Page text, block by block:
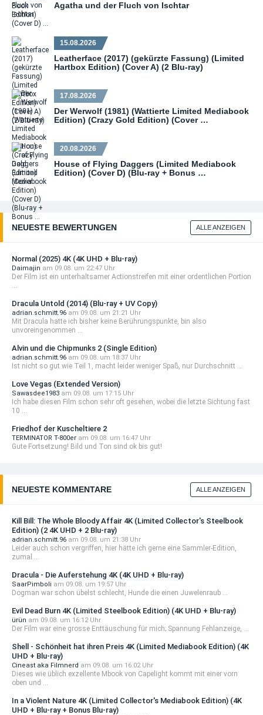
Agatha und der Fluch von Ischtar
15.08.2026
Leatherface (2017) (gekürzte Fassung) (Limited
Hartbox Edition) (Cover A) (2 Blu-ray)
17.08.2026
Der Werwolf (1981) (Wattierte Limited Mediabook
Edition) (Crazy Gold Edition) (Cover …
20.08.2026
House of Flying Daggers (Limited Mediabook
Edition) (Cover D) (Blu-ray + Bonus …
NEUESTE BEWERTUNGEN ALLE ANZEIGEN
Normal (2025) 4K (4K UHD + Blu-ray)
Daimajin am 09.08. um 22:47 Uhr
Der Film ist ein unterhaltsamer Actionstreifen mit einer ordentlichen Portion
...
Dracula Untold (2014) (Blu-ray + UV Copy)
adrian.schmitt.96 am 09.08. um 21:21 Uhr
Mit Dracula hatte ich bisher keine Berührungspunkte, bin also
unvoreingenommen ...
Alvin und die Chipmunks 2 (Single Edition)
adrian.schmitt.96 am 09.08. um 18:37 Uhr
Ist nicht so gut wie Teil 1, macht leider weniger Spaß, nur Durchschnitt ...
Love Vegas (Extended Version)
Sawasdee1983 am 09.08. um 17:15 Uhr
Ich habe diesen Film schon sehr oft gesehen, wobei die letzte Sichtung fast
10 ...
Friedhof der Kuscheltiere 2
TERMINATOR T-800er am 09.08. um 16:47 Uhr
Gute Fortsetzung! Bild und Ton sind ok bis gut!
NEUESTE KOMMENTARE ALLE ANZEIGEN
Kill Bill: The Whole Bloody Affair 4K (Limited Collector's Steelbook
Edition) (2 4K UHD + 2 Blu-ray)
adrian.schmitt.96 am 09.08. um 21:38 Uhr
Leider auch schon vergriffen, hier hätte ich gerne eine Sammler-Edition,
zumal ...
Dracula - Die Auferstehung 4K (4K UHD + Blu-ray)
SaarPimboli am 09.08. um 19:57 Uhr
Dogman war schon übelst schlecht, Hunde die einen Juwelenraub ...
Evil Dead Burn 4K (Limited Steelbook Edition) (4K UHD + Blu-ray)
ürün am 09.08. um 16:12 Uhr
Der Film war eine grosse Enttäuschung für mich; Spannung Fehlanzeige, ...
Shell - Schönheit hat ihren Preis 4K (Limited Mediabook Edition) (4K
UHD + Blu-ray)
Cineast aka Filmnerd am 09.08. um 16:02 Uhr
Dieses wie üblich exzellente Mbook von Capelight kommt mit einer vorn
oben und ...
In a Violent Nature 4K (Limited Collector's Mediabook Edition) (4K
UHD + Blu-ray + Bonus Blu-ray)